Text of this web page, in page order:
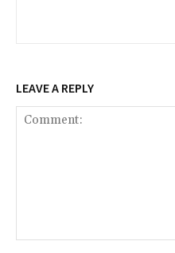
LEAVE A REPLY